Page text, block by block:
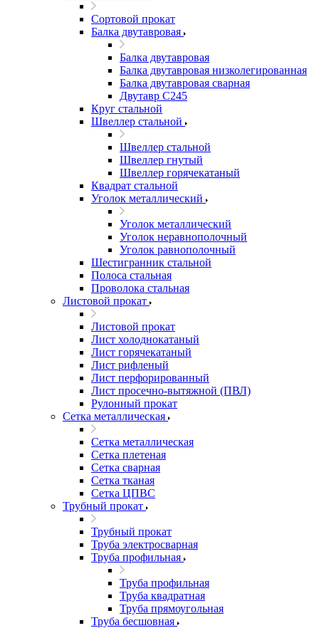
Сортовой прокат
Балка двутавровая
Балка двутавровая
Балка двутавровая низколегированная
Балка двутавровая сварная
Двутавр С245
Круг стальной
Швеллер стальной
Швеллер стальной
Швеллер гнутый
Швеллер горячекатаный
Квадрат стальной
Уголок металлический
Уголок металлический
Уголок неравнополочный
Уголок равнополочный
Шестигранник стальной
Полоса стальная
Проволока стальная
Листовой прокат
Листовой прокат
Лист холоднокатаный
Лист горячекатаный
Лист рифленый
Лист перфорированный
Лист просечно-вытяжной (ПВЛ)
Рулонный прокат
Сетка металлическая
Сетка металлическая
Сетка плетеная
Сетка сварная
Сетка тканая
Сетка ЦПВС
Трубный прокат
Трубный прокат
Труба электросварная
Труба профильная
Труба профильная
Труба квадратная
Труба прямоугольная
Труба бесшовная